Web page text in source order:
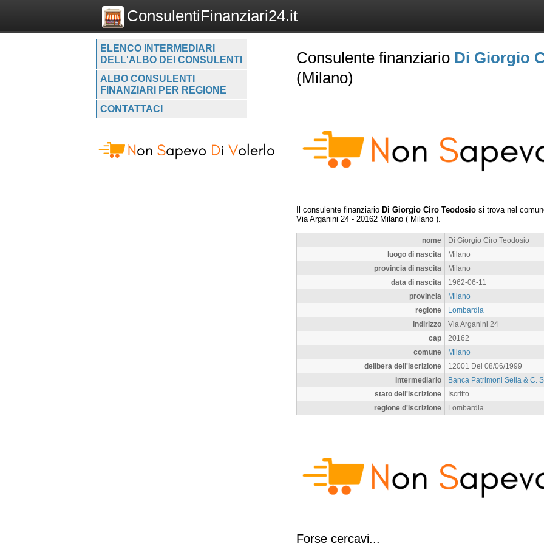
ConsulentiFinanziari24.it
ELENCO INTERMEDIARI
DELL'ALBO DEI CONSULENTI
ALBO CONSULENTI
FINANZIARI PER REGIONE
CONTATTACI
Consulente finanziario Di Giorgio
(Milano)
Il consulente finanziario Di Giorgio Ciro Teodosio si trova nel
Via Arganini 24 - 20162 Milano ( Milano ).
nome
Di Giorgio Ciro Teodosio
luogo di nascita
Milano
provincia di nascita
Milano
data di nascita
1962-06-11
provincia
Milano
regione
Lombardia
indirizzo
Via Arganini 24
cap
20162
comune
Milano
delibera dell'iscrizione
12001 Del 08/06/1999
intermediario
Banca Patrimoni Sella & C.
stato dell'iscrizione
Iscritto
regione d'iscrizione
Lombardia
Forse cercavi...